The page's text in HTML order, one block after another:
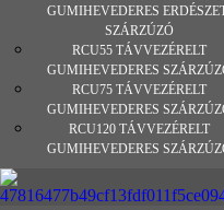
GUMIHEVEDERES
SZÁRZÚZÓ
RCU55 TÁVVEZÉRELT
GUMIHEVEDERES
RCU75 TÁVVEZÉRELT
GUMIHEVEDERES
RCU120 TÁVVEZÉRELT
GUMIHEVEDERES